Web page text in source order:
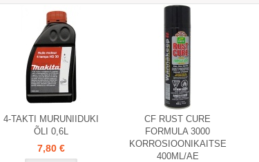
4-TAKTI MURUNIIDUKI
ÕLI 0,6L
7,80 €
CF RUST CURE
FORMULA 3000
KORROSIOONIKAITSE
400ML/AE